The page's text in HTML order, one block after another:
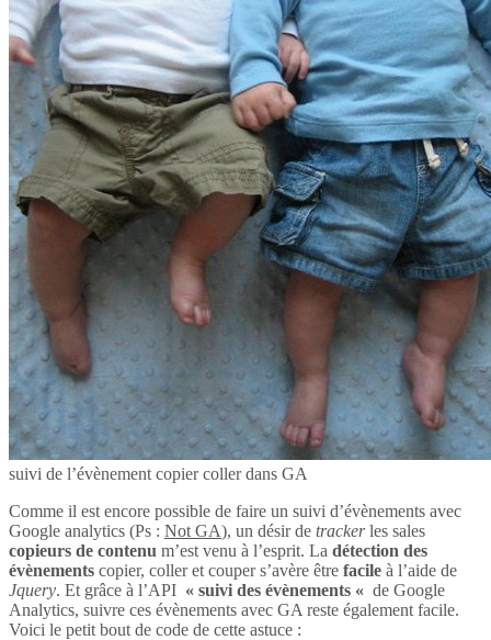
suivi de l’évènement copier coller dans GA
Comme il est encore possible de faire un suivi d’évènements avec
Google analytics (Ps : Not GA), un désir de trackerles sales
copieurs de contenu m’est venu à l’esprit. La détection des
évènements copier, coller et couper s’avère être facile à l’aide de
Jquery. Et grâce à l’API « suivi des évènements « de Google
Analytics, suivre ces évènements avec GA reste également facile.
Voici le petit bout de code de cette astuce :